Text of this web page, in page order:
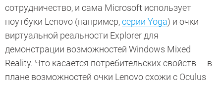
сотрудничество, и сама Microsoft использует
ноутбуки Lenovo (например,серии Yoga) и очки
виртуальной реальности Explorer для
демонстрации возможностей Windows Mixed
Reality. Что касается потребительских свойств — в
плане возможностей очки Lenovo схожи с Oculus